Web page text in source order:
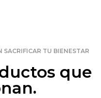
TU BIENESTAR
que